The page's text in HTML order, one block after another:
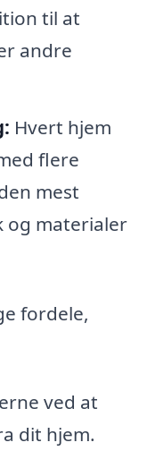
til at
andre
Hvert hjem
flere
mest
og materialer
fordele,
ved at
dit hjem.